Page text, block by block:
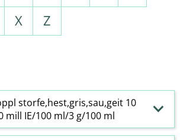
X Z
storfe,hest,gris,sau,geit 10
mill IE/100 ml/3 g/100 ml